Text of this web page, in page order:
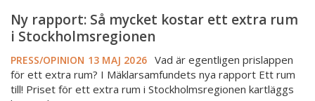
Ny rapport: Så mycket kostar ett extra rum
i Stockholmsregionen
PRESS/OPINION 13 MAJ 2026 Vad är egentligen prislappen
för ett extra rum? I Mäklarsamfundets nya rapport Ett rum
till! Priset för ett extra rum i Stockholmsregionen kartläggs